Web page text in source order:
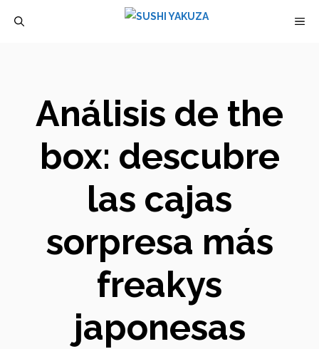
Análisis de the
box: descubre
las cajas
sorpresa más
freakys
japonesas